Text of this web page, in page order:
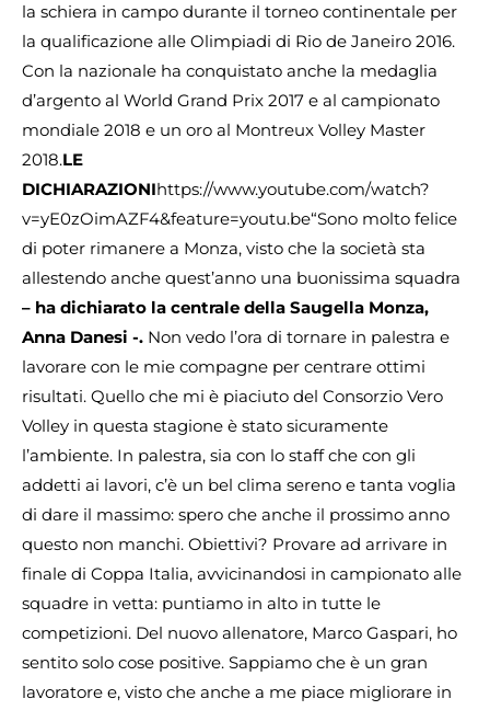
la schiera in campo durante il torneo continentale per
la qualificazione alle Olimpiadi di Rio de Janeiro 2016.
Con la nazionale ha conquistato anche la medaglia
d’argento al World Grand Prix 2017 e al campionato
mondiale 2018 e un oro al Montreux Volley Master
2018.LE
DICHIARAZIONIhttps://www.youtube.com/watch?
v=yE0zOimAZF4&feature=youtu.be“Sono molto felice
di poter rimanere a Monza, visto che la società sta
allestendo anche quest’anno una buonissima squadra
– ha dichiarato la centrale della Saugella Monza,
Anna Danesi -. Non vedo l’ora di tornare in palestra e
lavorare con le mie compagne per centrare ottimi
risultati. Quello che mi è piaciuto del Consorzio Vero
Volley in questa stagione è stato sicuramente
l’ambiente. In palestra, sia con lo staff che con gli
addetti ai lavori, c’è un bel clima sereno e tanta voglia
di dare il massimo: spero che anche il prossimo anno
questo non manchi. Obiettivi? Provare ad arrivare in
finale di Coppa Italia, avvicinandosi in campionato alle
squadre in vetta: puntiamo in alto in tutte le
competizioni. Del nuovo allenatore, Marco Gaspari, ho
sentito solo cose positive. Sappiamo che è un gran
lavoratore e, visto che anche a me piace migliorare in